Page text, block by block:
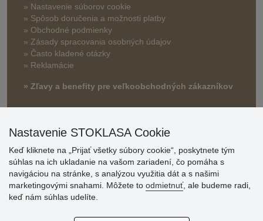
» Nastavenie súborov cookie
» Spôsob doručenia a možnosti platby
» Obchodné podmienky
» Zásady spracovania osobných údajov
» Často kladené otázky
» Reklamácie
» Zľavy a benefity pre veľkoobchodných zákazníkov
Hodnotenia
Nastavenie STOKLASA Cookie
Keď kliknete na „Prijať všetky súbory cookie“, poskytnete tým
súhlas na ich ukladanie na vašom zariadení, čo pomáha s
navigáciou na stránke, s analýzou využitia dát a s našimi
marketingovými snahami. Môžete to odmietnuť, ale budeme radi,
keď nám súhlas udelíte.